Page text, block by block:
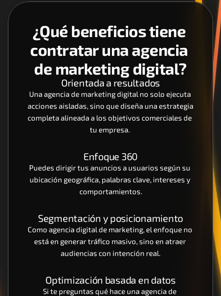
¿Qué beneficios tiene
contratar una agencia
de marketing digital?
Orientada a resultados
Una agencia de marketing digital no solo ejecuta
acciones aisladas, sino que diseña una estrategia
completa alineada a los objetivos comerciales de
tu empresa.
Enfoque 360
Puedes dirigir tus anuncios a usuarios según su
ubicación geográfica, palabras clave, intereses y
comportamientos.
Segmentación y posicionamiento
Como agencia digital de marketing, el enfoque no
está en generar tráfico masivo, sino en atraer
audiencias con intención real.
Optimización basada en datos
Si te preguntas qué hace una agencia de